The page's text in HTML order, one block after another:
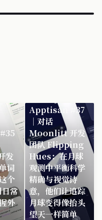
望天一样简单
发
词
个
常
外
Apptisan #37
｜对话
Moonlitt 开发
团队 Flipping
Hues：在月球
观测中平衡科学
精确与视觉诗
意，他们让追踪
月球变得像抬头
望天一样简单